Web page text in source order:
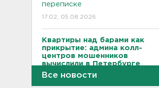
переписке
17:02, 05.08.2026
Квартиры над барами как
прикрытие: админа колл-
центров мошенников
вычислили в Петербурге
16:44, 05.08.2026
Все новости